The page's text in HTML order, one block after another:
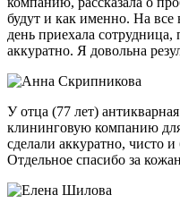
будут и как именно. На
день приехала сотрудница,
аккуратно. Я довольна
У отца (77 лет)
клининговую компанию
сделали аккуратно, чисто
Отдельное спасибо за